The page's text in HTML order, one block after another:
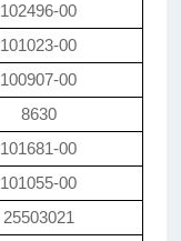
102496-00
101023-00
100907-00
8630
101681-00
101055-00
25503021